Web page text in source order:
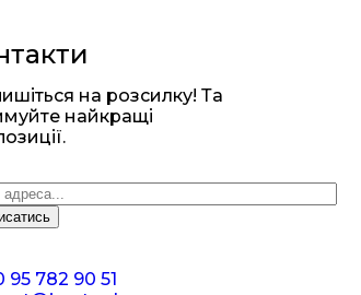
на розсилку! Та
найкращі
95 782 90 51